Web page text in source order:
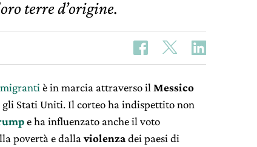
terre d’origine.
è in marcia attraverso il Messico
Stati Uniti. Il corteo ha indispettito non
e ha influenzato anche il voto
povertà e dalla violenzadei paesi di